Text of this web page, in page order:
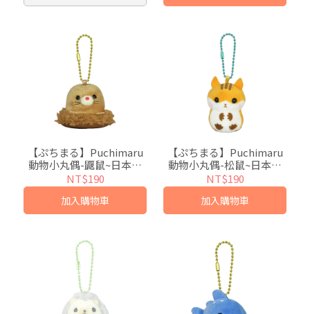
【ぷちまる】Puchimaru
動物小丸偶-鼴鼠~日本超
人氣絨毛小吊飾
NT$190
加入購物車
【ぷちまる】Puchimaru
動物小丸偶-松鼠~日本超
人氣絨毛小吊飾
NT$190
加入購物車